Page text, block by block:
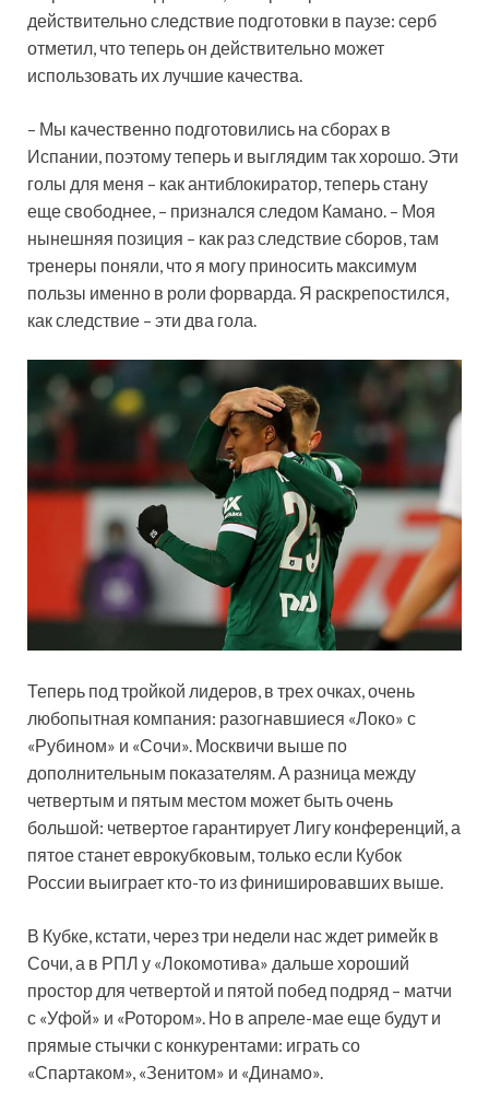
действительно следствие подготовки в паузе: серб
отметил, что теперь он действительно может
использовать их лучшие качества.
– Мы качественно подготовились на сборах в
Испании, поэтому теперь и выглядим так хорошо. Эти
голы для меня – как антиблокиратор, теперь стану
еще свободнее, – признался следом Камано. – Моя
нынешняя позиция – как раз следствие сборов, там
тренеры поняли, что я могу приносить максимум
пользы именно в роли форварда. Я раскрепостился,
как следствие – эти два гола.
Теперь под тройкой лидеров, в трех очках, очень
любопытная компания: разогнавшиеся «Локо» с
«Рубином» и «Сочи». Москвичи выше по
дополнительным показателям. А разница между
четвертым и пятым местом может быть очень
большой: четвертое гарантирует Лигу конференций, а
пятое станет еврокубковым, только если Кубок
России выиграет кто-то из финишировавших выше.
В Кубке, кстати, через три недели нас ждет римейк в
Сочи, а в РПЛ у «Локомотива» дальше хороший
простор для четвертой и пятой побед подряд – матчи
с «Уфой» и «Ротором». Но в апреле-мае еще будут и
прямые стычки с конкурентами: играть со
«Спартаком», «Зенитом» и «Динамо».